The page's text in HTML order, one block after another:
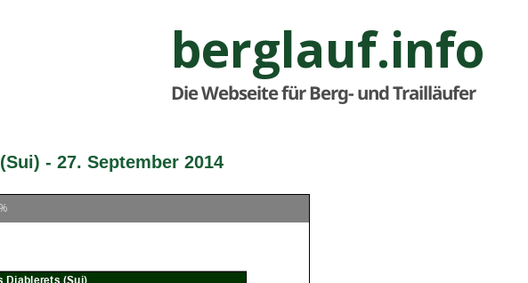
berglauf.info
Die Webseite für Berg- und Trailläufer
- 27. September 2014